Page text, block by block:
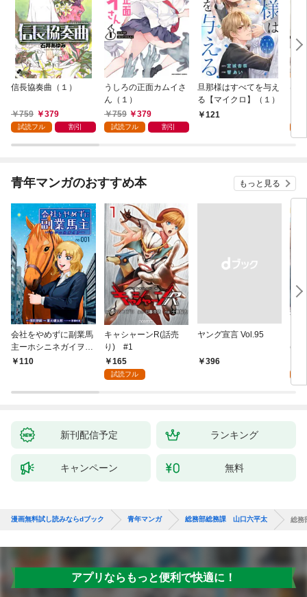
信長協奏曲（１）
759 379
試読フル 割引
うしろの正面カムイさ
ん（１）
759
379
試読フル 割引
旦那様はすべてを与え
る【マイクロ】（１）
121
は
青年マンガのおすすめ本 もっと見る
会社をやめずに副業馬
主ーホシニネガイヲ
ー 1
110
キャシャーンR(話売
り) #1
165
試読フル
ヤング宣言 Vol.95
￥396
(話
新刊配信予定 ランキング
キャンペーン 無料
漫画無料試し読みならdブック 青年マンガ 総務部総務課 山口六平太 総務
アプリならもっと便利で快適に！